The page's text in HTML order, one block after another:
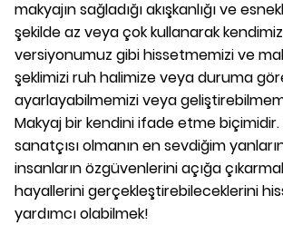
makyajın sağladığı akışkanlığı ve
şekilde az veya çok kullanarak
versiyonumuz gibi hissetmemizi ve
şeklimizi ruh halimize veya duruma
ayarlayabilmemizi veya
Makyaj bir kendini ifade etme biçimidir.
sanatçısı olmanın en sevdiğim
insanların özgüvenlerini açığa
hayallerini gerçekleştirebileceklerini
yardımcı olabilmek!